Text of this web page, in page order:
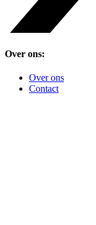
Over ons:
Over ons
Contact